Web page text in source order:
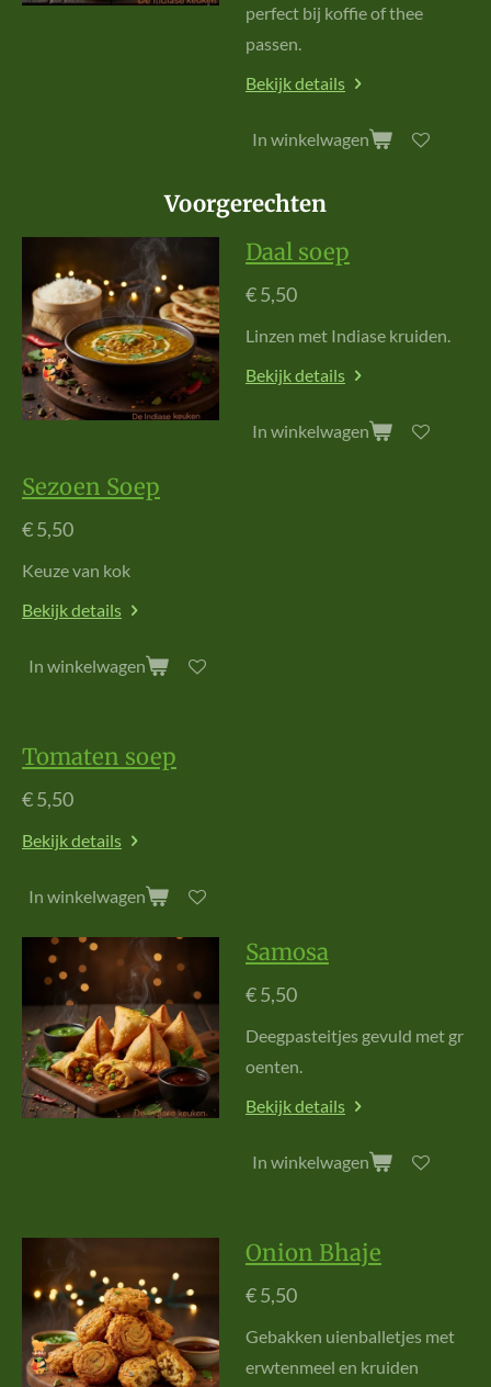
perfect bij koffie of thee
passen.
Bekijk details
In winkelwagen
Voorgerechten
Daal soep
€ 5,50
Linzen met Indiase kruiden.
Bekijk details
In winkelwagen
Sezoen Soep
€ 5,50
Keuze van kok
Bekijk details
In winkelwagen
Tomaten soep
€ 5,50
Bekijk details
In winkelwagen
Samosa
€ 5,50
Deegpasteitjes gevuld met gr
oenten.
Bekijk details
In winkelwagen
Onion Bhaje
€ 5,50
Gebakken uienballetjes met
erwtenmeel en kruiden